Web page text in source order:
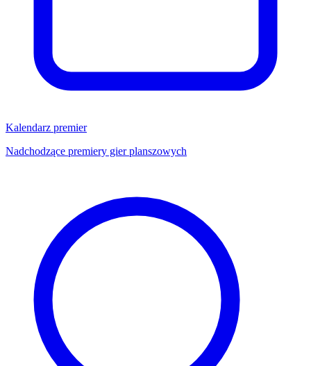
Kalendarz premier
Nadchodzące premiery gier planszowych